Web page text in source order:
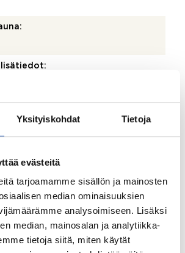
Yksityiskohdat Tietoja
evästeitä
tarjoamamme sisällön ja mainosten
median ominaisuuksien
analysoimiseen. Lisäksi
median, mainosalan ja analytiikka-
tietoja siitä, miten käytät
lisätiedot:
lukumäärä: